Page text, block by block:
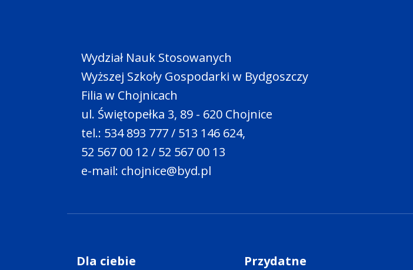
Wydział Nauk Stosowanych
Wyższej Szkoły Gospodarki w Bydgoszczy
Filia w Chojnicach
ul. Świętopełka 3, 89 - 620 Chojnice
tel.: 534 893 777 / 513 146 624,
52 567 00 12 / 52 567 00 13
e-mail: chojnice@byd.pl
Dla ciebie Przydatne